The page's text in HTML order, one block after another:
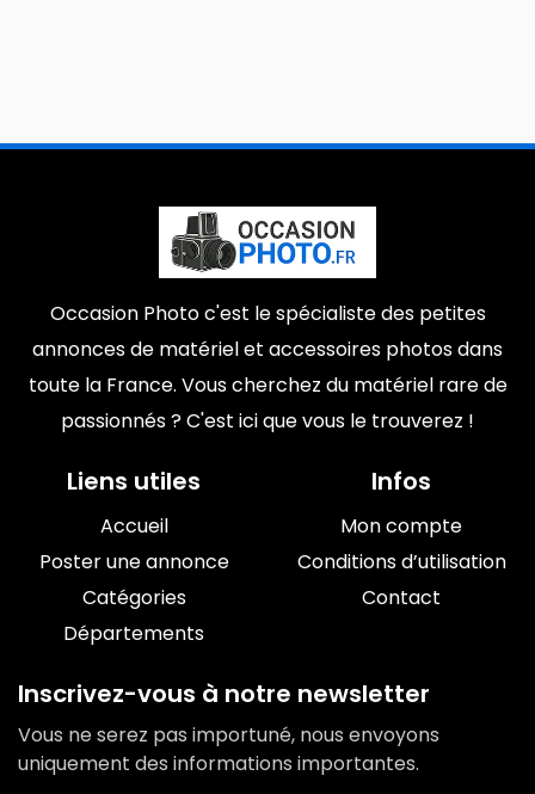
Occasion Photo c'est le spécialiste des petites
annonces de matériel et accessoires photos dans
toute la France. Vous cherchez du matériel rare de
passionnés ? C'est ici que vous le trouverez !
Liens utiles
Accueil
Poster une annonce
Catégories
Départements
Infos
Mon compte
Conditions d’utilisation
Contact
Inscrivez-vous à notre newsletter
Vous ne serez pas importuné, nous envoyons
uniquement des informations importantes.